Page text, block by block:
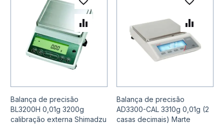
Balança de precisão
BL3200H 0,01g 3200g
calibração externa Shimadzu
Adicionar à lista de
Adicionar para Comparar
Balança de precisão
AD3300-CAL 3310g 0,01g (2
casas decimais) Marte